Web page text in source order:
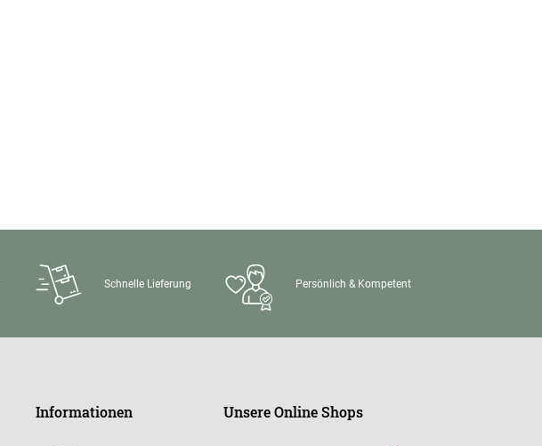
Schnelle Lieferung Persönlich & Kompetent
Informationen Unsere Online Shops